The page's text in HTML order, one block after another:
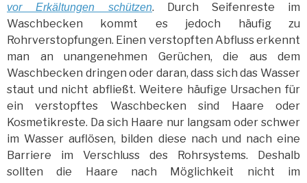
vor Erkältungen schützen. Durch Seifenreste im
Waschbecken kommt es jedoch häufig zu
Rohrverstopfungen. Einen verstopften Abfluss erkennt
man an unangenehmen Gerüchen, die aus dem
Waschbecken dringen oder daran, dass sich das Wasser
staut und nicht abfließt. Weitere häufige Ursachen für
ein verstopftes Waschbecken sind Haare oder
Kosmetikreste. Da sich Haare nur langsam oder schwer
im Wasser auflösen, bilden diese nach und nach eine
Barriere im Verschluss des Rohrsystems. Deshalb
sollten die Haare nach Möglichkeit nicht im